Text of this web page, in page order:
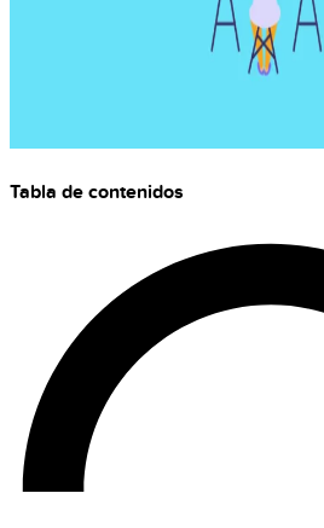
Tabla de contenidos